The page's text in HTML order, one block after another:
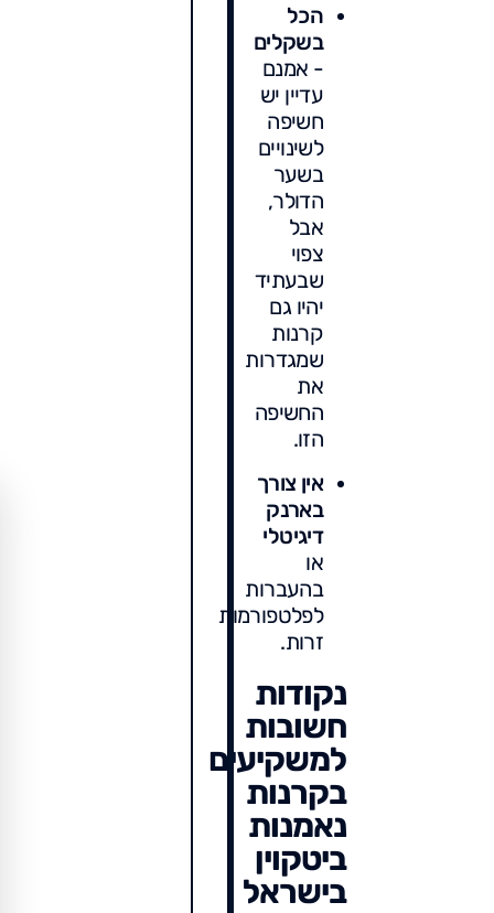
הכל
בשקלים
- אמנם
עדיין יש
חשיפה
לשינויים
בשער
הדולר,
אבל
צפוי
שבעתיד
יהיו גם
קרנות
שמגדרות
את
החשיפה
הזו.
אין צורך
בארנק
דיגיטלי
או
בהעברות
לפלטפורמות
זרות.
נקודות
חשובות
למשקיעים
בקרנות
נאמנות
ביטקוין
בישראל